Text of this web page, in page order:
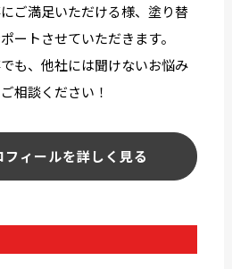
ご満足いただける様、塗り替
ートさせていただきます。
も、他社には聞けないお悩み
相談ください！
ィールを詳しく見る